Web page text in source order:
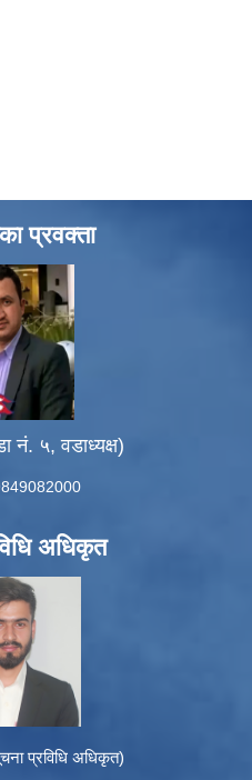
प्रवक्ता
नं. ५, वडाध्यक्ष)
अधिकृत
प्रविधि अधिकृत)